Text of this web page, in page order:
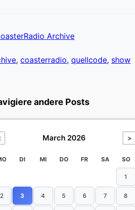
Archive
, coasterradio, quellcode, show
andere Posts
March 2026 >
DI MI DO FR SA SO
1
2 3 4 5 6 7 8